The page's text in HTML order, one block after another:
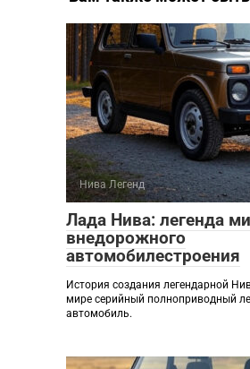
Нива Легенд
Лада Нива: легенда
внедорожного
автомобилестроения
История создания легендарной
мире серийный полноприводный
автомобиль.